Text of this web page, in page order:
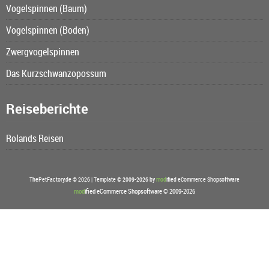
Vogelspinnen (Baum)
Vogelspinnen (Boden)
Zwergvogelspinnen
Das Kurzschwanzopossum
Reiseberichte
Rolands Reisen
ThePetFactory.de © 2026 | Template © 2009-2026 bymodified eCommerce Shopsoftware
modified eCommerce Shopsoftware © 2009-2026